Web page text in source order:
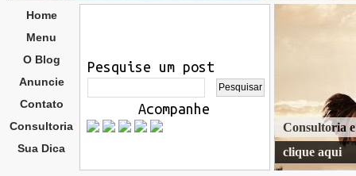
Home
Menu
O Blog
Anuncie
Contato
Consultoria
Sua Dica
Pesquise um post
Acompanhe
Consultoria
clique aqui